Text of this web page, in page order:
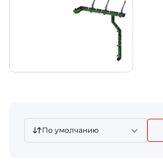
По умолчанию